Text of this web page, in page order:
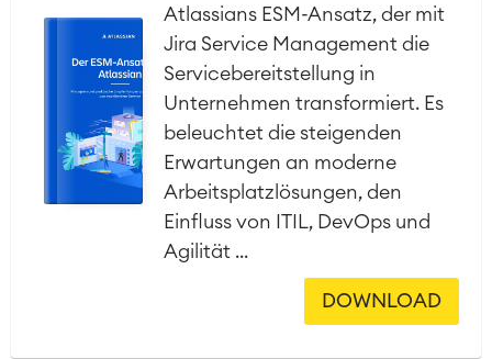
Atlassians ESM-Ansatz, der mit
Jira Service Management die
Servicebereitstellung in
Unternehmen transformiert. Es
beleuchtet die steigenden
Erwartungen an moderne
Arbeitsplatzlösungen, den
Einfluss von ITIL, DevOps und
Agilität ...
DOWNLOAD